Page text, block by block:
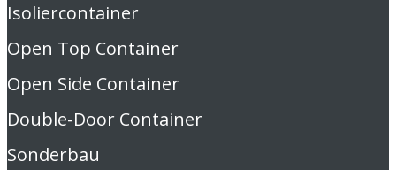
Isoliercontainer
Open Top Container
Open Side Container
Double-Door Container
Sonderbau